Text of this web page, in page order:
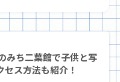
みち二葉館で子供と写
ス方法も紹介！